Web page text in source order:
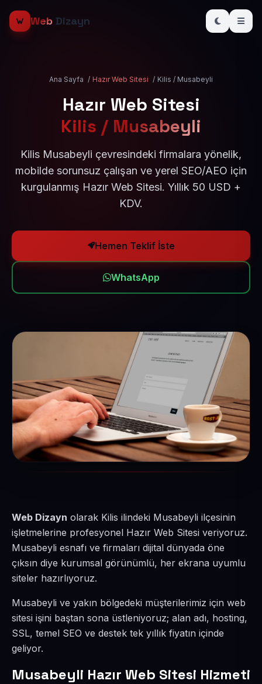
Web Dizayn
Ana Sayfa / Hazır Web Sitesi / Kilis / Musabeyli
Hazır Web Sitesi
Kilis / Musabeyli
Kilis Musabeyli çevresindeki firmalara yönelik,
mobilde sorunsuz çalışan ve yerel SEO/AEO için
kurgulanmış Hazır Web Sitesi. Yıllık 50 USD +
KDV.
Hemen Teklif İste
WhatsApp
Web Dizayn olarak Kilis ilindeki Musabeyli ilçesinin
işletmelerine profesyonel Hazır Web Sitesi veriyoruz.
Musabeyli esnafı ve firmaları dijital dünyada öne
çıksın diye kurumsal görünümlü, her ekrana uyumlu
siteler hazırlıyoruz.
Musabeyli ve yakın bölgedeki müşterilerimiz için web
sitesi işini baştan sona üstleniyoruz; alan adı, hosting,
SSL, temel SEO ve destek tek yıllık fiyatın içinde
geliyor.
Musabeyli Hazır Web Sitesi Hizmeti